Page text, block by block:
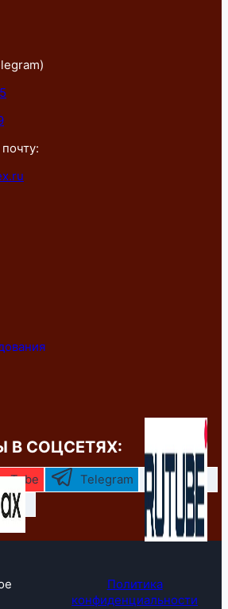
В СОЦСЕТЯХ:
Telegram
Политика
конфиденциальности